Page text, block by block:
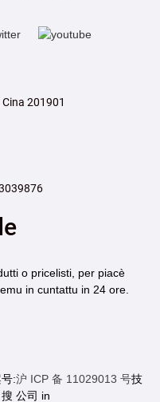
201901
o pricelisti, per piacè
in cuntattu in 24 ore.
:沪 ICP 备 11029013 号技
公司 in